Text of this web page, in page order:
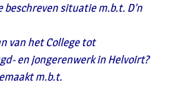
beschreven situatie m.b.t. D’n
van het College tot
en jongerenwerk in Helvoirt?
m.b.t.